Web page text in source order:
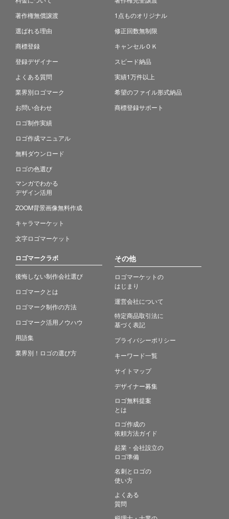
著作権無償譲渡
選ばれる理由
商標登録
登録デザイナー
よくある質問
業界別ロゴマーク
お問い合わせ
ロゴ制作実績
ロゴ作成マニュアル
無料ダウンロード
ロゴの色選び
マンガでわかる
デザイン活用
ZOOM背景画像無料作成
キャラマーケット
文字ロゴマーケット
1点ものオリジナル
修正回数無制限
キャンセルＯＫ
スピード納品
実績1万件以上
希望のファイル形式納品
商標登録サポート
ロゴマークラボ
後悔しない制作会社選び
ロゴマークとは
ロゴマーク制作の方法
ロゴマーク活用ノウハウ
用語集
業界別！ロゴの選び方
その他
ロゴマーケットの
はじまり
運営会社について
特定商品取引法に
基づく表記
プライバシーポリシー
キーワード一覧
サイトマップ
デザイナー募集
ロゴ無料提案
とは
ロゴ作成の
依頼方法ガイド
起業・会社設立の
ロゴ準備
名刺とロゴの
使い方
よくある
質問